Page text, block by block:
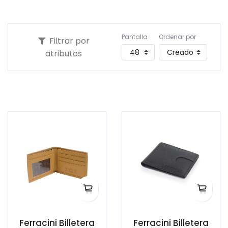
Filtrar por
atributos
Pantalla Ordenar por
Ferracini Billetera Ferracini Billetera